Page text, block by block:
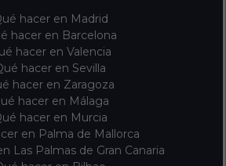
hacer en Madrid
hacer en Barcelona
hacer en Valencia
hacer en Sevilla
hacer en Zaragoza
hacer en Málaga
hacer en Murcia
en Palma de Mallorca
Las Palmas de Gran Canaria